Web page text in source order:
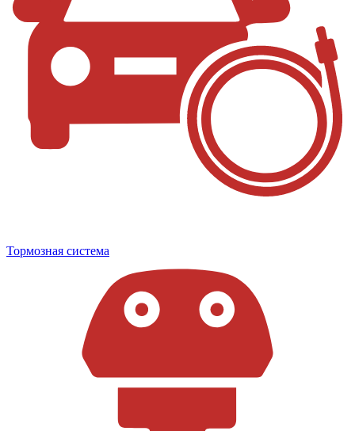
Тормозная система